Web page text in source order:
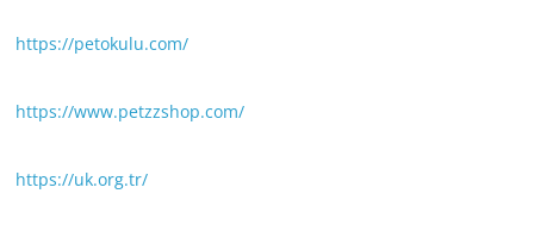
https://petokulu.com/
https://www.petzzshop.com/
https://uk.org.tr/